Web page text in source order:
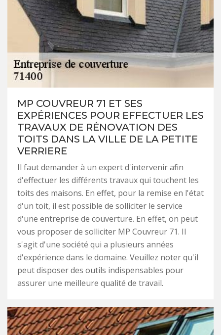
MP COUVREUR 71 ET SES
EXPÉRIENCES POUR EFFECTUER LES
TRAVAUX DE RÉNOVATION DES
TOITS DANS LA VILLE DE LA PETITE
VERRIERE
Il faut demander à un expert d'intervenir afin
d'effectuer les différents travaux qui touchent les
toits des maisons. En effet, pour la remise en l'état
d'un toit, il est possible de solliciter le service
d'une entreprise de couverture. En effet, on peut
vous proposer de solliciter MP Couvreur 71. Il
s'agit d'une société qui a plusieurs années
d'expérience dans le domaine. Veuillez noter qu'il
peut disposer des outils indispensables pour
assurer une meilleure qualité de travail.